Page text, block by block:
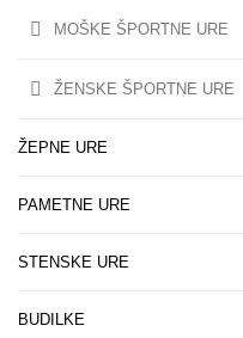
MOŠKE ŠPORTNE URE
ŽENSKE ŠPORTNE URE
ŽEPNE URE
PAMETNE URE
STENSKE URE
BUDILKE